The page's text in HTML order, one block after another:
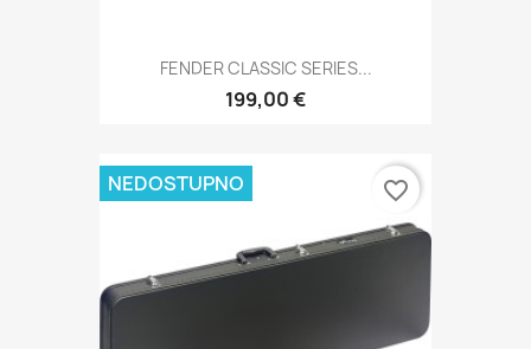
FENDER CLASSIC SERIES...
199,00 €
NEDOSTUPNO favorite_border